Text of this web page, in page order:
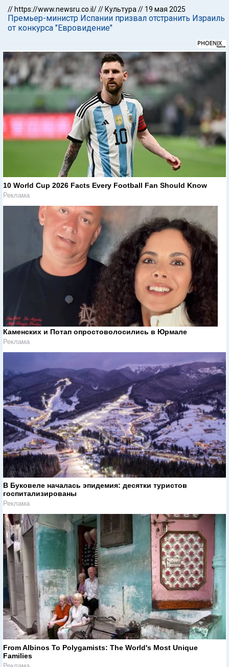
// https://www.newsru.co.il/// Культура // 19 мая 2025
Премьер-министр Испании призвал отстранить Израиль
от конкурса "Евровидение"
10 World Cup 2026 Facts Every Football Fan Should Know
Реклама
Каменских и Потап опростоволосились в Юрмале
Реклама
В Буковеле началась эпидемия: десятки туристов
госпитализированы
Реклама
From Albinos To Polygamists: The World's Most Unique
Families